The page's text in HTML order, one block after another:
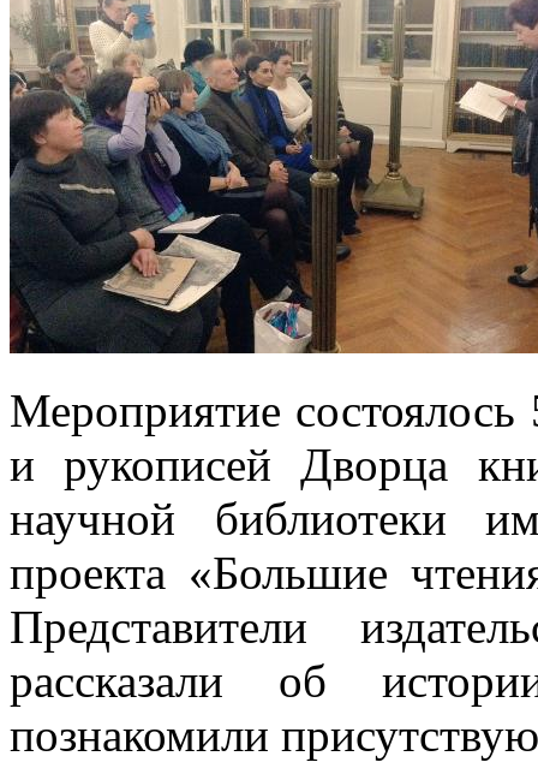
Мероприятие состоялось
и рукописей Дворца
научной библиотеки
проекта «Большие
Представители
рассказали об
познакомили